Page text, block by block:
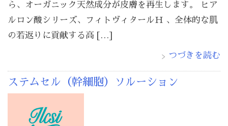
ら、オーガニック天然成分が皮膚を再生します。 ヒア
ルロン酸シリーズ、フィトヴィタールＨ 、全体的な肌
の若返りに貢献する高 […]
つづきを読む
ステムセル（幹細胞）ソルーション